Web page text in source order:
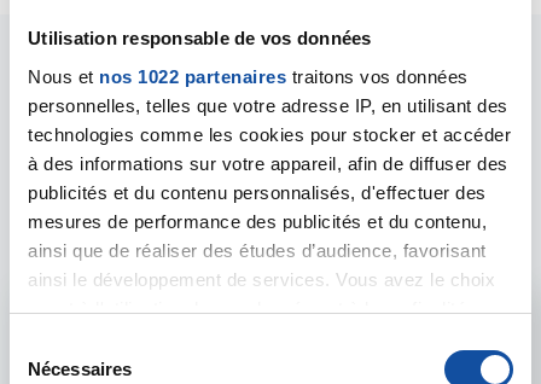
Utilisation responsable de vos données
Nous et nos 1022 partenaires traitons vos données
personnelles, telles que votre adresse IP, en utilisant des
technologies comme les cookies pour stocker et accéder
à des informations sur votre appareil, afin de diffuser des
publicités et du contenu personnalisés, d'effectuer des
mesures de performance des publicités et du contenu,
ainsi que de réaliser des études d’audience, favorisant
ainsi le développement de services. Vous avez le choix
quant à l'utilisation de vos données et à leurs finalités.
tout moment en consultant la Déclaration relative aux
Nécessaires
Les intervenants du
forum